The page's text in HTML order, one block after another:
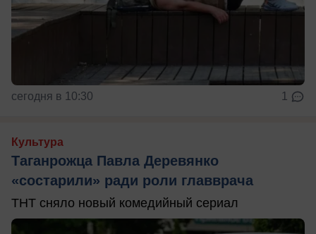
сегодня в 10:30 1
Культура
Таганрожца Павла Деревянко
«состарили» ради роли главврача
ТНТ сняло новый комедийный сериал